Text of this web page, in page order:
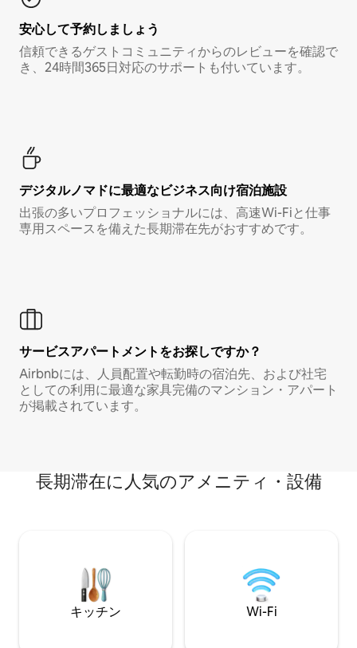
安心して予約しましょう
信頼できるゲストコミュニティからのレビューを確認で
き、24時間365日対応のサポートも付いています。
デジタルノマド⁠に最⁠適⁠なビ⁠ジ⁠ネ⁠ス⁠向⁠け宿⁠泊⁠施⁠設
出張の多いプロフェッショナルには、高速Wi-Fiと仕事
専用スペースを備えた長期滞在先がおすすめです。
サービスアパートメントをお探しですか？
Airbnbには、人員配置や転勤時の宿泊先、および社宅
としての利用に最適な家具完備のマンション・アパート
が掲載されています。
長期滞在に人気のアメニティ・設備
キッチン Wi-Fi